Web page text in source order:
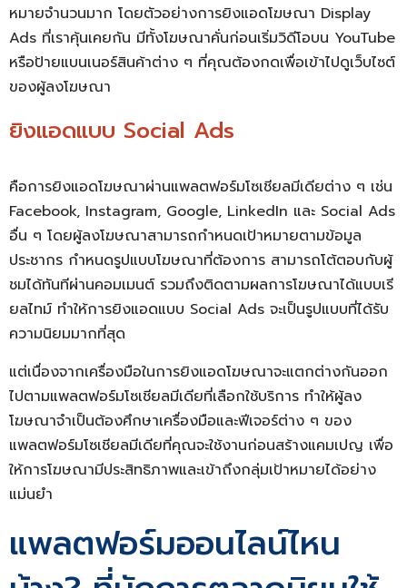
หมายจำนวนมาก โดยตัวอย่างการยิงแอดโฆษณา Display
Ads ที่เราคุ้นเคยกัน มีทั้งโฆษณาคั่นก่อนเริ่มวิดีโอบน YouTube
หรือป้ายแบนเนอร์สินค้าต่าง ๆ ที่คุณต้องกดเพื่อเข้าไปดูเว็บไซต์
ของผู้ลงโฆษณา
ยิงแอดแบบ Social Ads
คือการยิงแอดโฆษณาผ่านแพลตฟอร์มโซเชียลมีเดียต่าง ๆ เช่น
Facebook, Instagram, Google, LinkedIn และ Social Ads
อื่น ๆ โดยผู้ลงโฆษณาสามารถกำหนดเป้าหมายตามข้อมูล
ประชากร กำหนดรูปแบบโฆษณาที่ต้องการ สามารถโต้ตอบกับผู้
ชมได้ทันทีผ่านคอมเมนต์ รวมถึงติดตามผลการโฆษณาได้แบบเรี
ยลไทม์ ทำให้การยิงแอดแบบ Social Ads จะเป็นรูปแบบที่ได้รับ
ความนิยมมากที่สุด
แต่เนื่องจากเครื่องมือในการยิงแอดโฆษณาจะแตกต่างกันออก
ไปตามแพลตฟอร์มโซเชียลมีเดียที่เลือกใช้บริการ ทำให้ผู้ลง
โฆษณาจำเป็นต้องศึกษาเครื่องมือและฟีเจอร์ต่าง ๆ ของ
แพลตฟอร์มโซเชียลมีเดียที่คุณจะใช้งานก่อนสร้างแคมเปญ เพื่อ
ให้การโฆษณามีประสิทธิภาพและเข้าถึงกลุ่มเป้าหมายได้อย่าง
แม่นยำ
แพลตฟอร์มออนไลน์ไหน